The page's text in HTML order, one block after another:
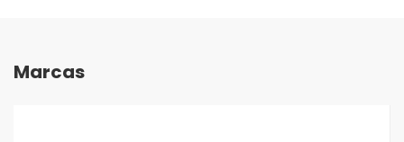
Marcas